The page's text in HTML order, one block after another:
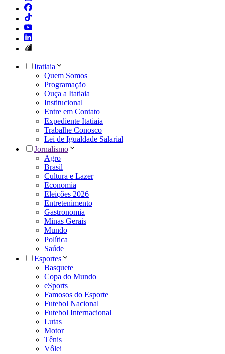
Itatiaia
Quem Somos
Programação
Ouça a Itatiaia
Institucional
Entre em Contato
Expediente Itatiaia
Trabalhe Conosco
Lei de Igualdade Salarial
Jornalismo
Agro
Brasil
Cultura e Lazer
Economia
Eleições 2026
Entretenimento
Gastronomia
Minas Gerais
Mundo
Política
Saúde
Esportes
Basquete
Copa do Mundo
eSports
Famosos do Esporte
Futebol Nacional
Futebol Internacional
Lutas
Motor
Tênis
Vôlei